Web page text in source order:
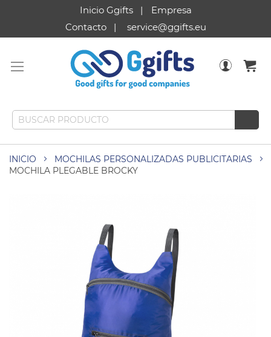
Inicio Ggifts
Empresa
Contacto
service@ggifts.eu
INICIO
MOCHILAS PERSONALIZADAS PUBLICITARIAS
MOCHILA PLEGABLE BROCKY